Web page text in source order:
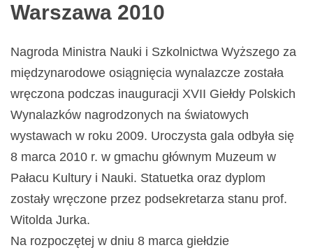
Warszawa 2010
Nagroda Ministra Nauki i Szkolnictwa Wyższego za
międzynarodowe osiągnięcia wynalazcze została
wręczona podczas inauguracji XVII Giełdy Polskich
Wynalazków nagrodzonych na światowych
wystawach w roku 2009. Uroczysta gala odbyła się
8 marca 2010 r. w gmachu głównym Muzeum w
Pałacu Kultury i Nauki. Statuetka oraz dyplom
zostały wręczone przez podsekretarza stanu prof.
Witolda Jurka.
Na rozpoczętej w dniu 8 marca giełdzie